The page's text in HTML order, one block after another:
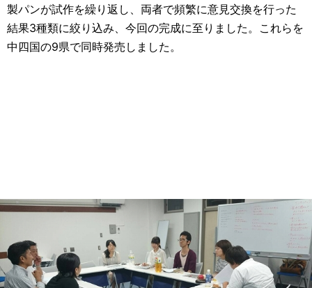
製パンが試作を繰り返し、両者で頻繁に意見交換を行った
結果3種類に絞り込み、今回の完成に至りました。これらを
中四国の9県で同時発売しました。